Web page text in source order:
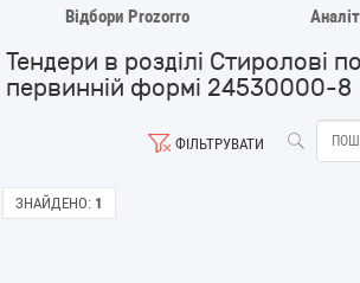
Відбори Prozorro
Тендери в розділі Стиролові
первинній формі 24530000-8
ФІЛЬТРУВАТИ
ЗНАЙДЕНО: 1